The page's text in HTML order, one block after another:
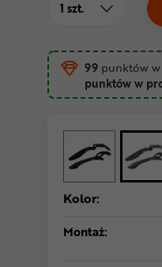
99 punktów
punktów w
Kolor:
Montaż: